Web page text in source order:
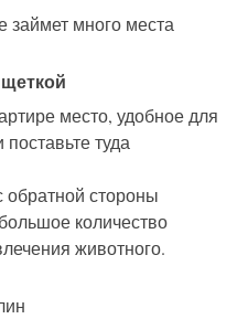
займет много места
место, удобное для
туда
стороны
количество
животного.